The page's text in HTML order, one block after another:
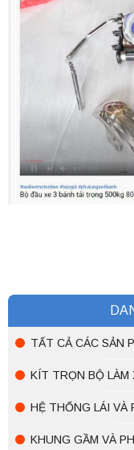
TẤT CẢ CÁC SẢN
KÍT TRỌN BỘ LÀM
HỆ THỐNG LÁI VÀ
KHUNG GẦM VÀ